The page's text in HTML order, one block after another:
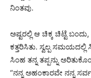
ನಿಂತವು.
ಅಷ್ಟರಲ್ಲಿ ಆ ಚಿಕ್ಕ ಚಿಟ್ಟೆ ಬಂದು,
ಕತ್ತರಿಸಿತು. ಸ್ವಲ್ಪ
ಸಿಂಹ ತನ್ನ ತಪ್ಪನ್ನು
“ನನ್ನ ಅಹಂಕಾರವೇ ನನ್ನ